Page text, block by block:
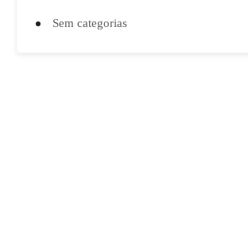
Sem categorias